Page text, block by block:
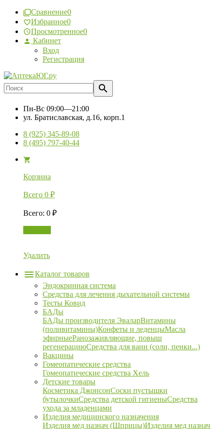
Сравнение0
Избранное0
Просмотренное0
Кабинет
Вход
Регистрация
Пн-Вс 09:00—21:00
ул. Братиславская, д.16, корп.1
8 (925) 345-89-08
8 (495) 797-40-44
Корзина
Всего 0 ₽
Всего: 0 ₽
Удалить
Каталог товаров
Эндокринная система
Средства для лечения дыхательной системы
Тесты Ковид
БАДы
БАДы производителя ЭваларВитамины
(поливитамины)Конфеты и леденцыМасла
эфирныеРанозаживляющие, повыш
регенерациюСредства для ванн (соли, пенки...)
Вакцины
Гомеопатические средства
Гомеопатические средства Хель
Детские товары
Косметика ДжонсонСоски пустышки
бутылочкиСредства детской гигиеныСредства
ухода за младенцами
Изделия медицинского назначения
Изделия мед назнач (Шприцы)Изделия мед назнач